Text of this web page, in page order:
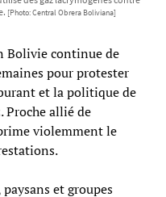
[Photo: Central Obrera Boliviana]
Bolivie continue de
pour protester
et la politique de
Proche allié de
violemment le
et groupes